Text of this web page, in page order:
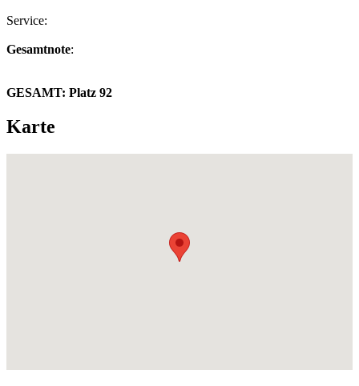
Service:
Gesamtnote:
GESAMT: Platz 92
Karte